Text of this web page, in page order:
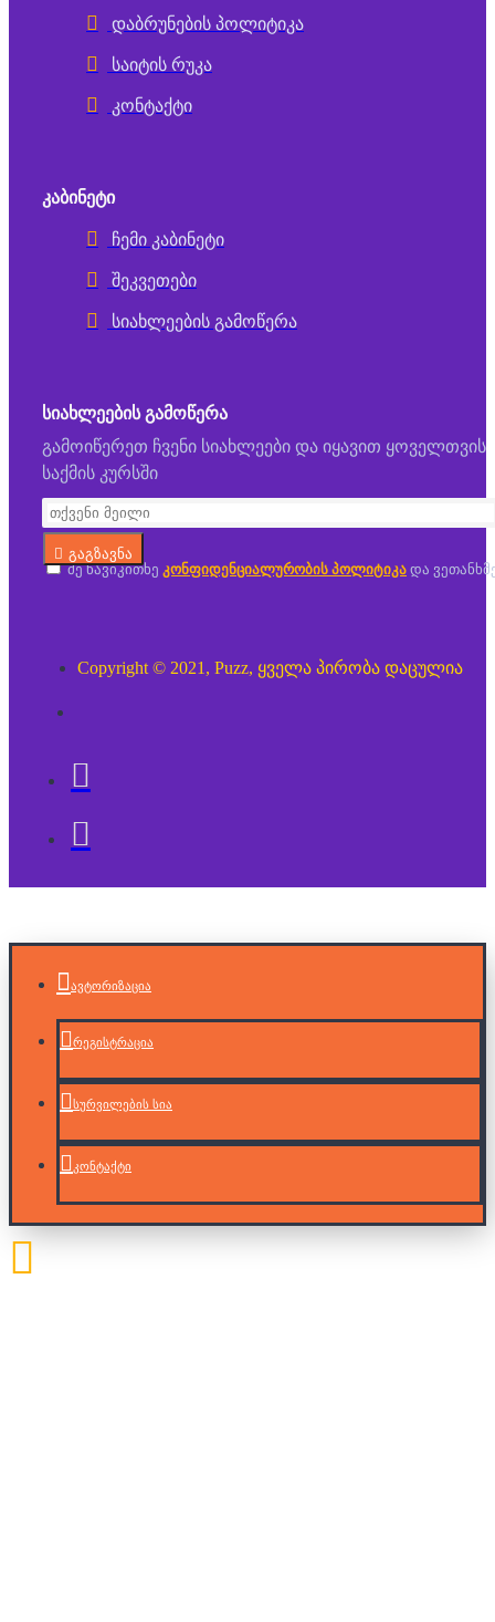
დაბრუნების პოლიტიკა
საიტის რუკა
კონტაქტი
ᲙᲐᲑᲘᲜᲔᲢᲘ
ჩემი კაბინეტი
შეკვეთები
სიახლეების გამოწერა
ᲡᲘᲐᲮᲚᲔᲔᲑᲘᲡ ᲒᲐᲛᲝᲬᲔᲠᲐ
გამოიწერეთ ჩვენი სიახლეები და იყავით ყოველთვის
საქმის კურსში
გაგზავნა
მე წავიკითხე კონფიდენციალურობის პოლიტიკა და
Copyright © 2021, Puzz, ყველა პირობა დაცულია
ავტორიზაცია
რეგისტრაცია
სურვილების სია
კონტაქტი